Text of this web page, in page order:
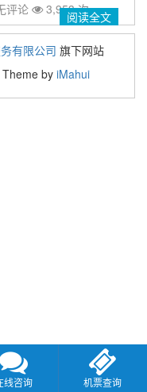
评论 3,953 次阅读全文
有限公司 旗下网站
Theme by iMahui
线咨询 机票查询